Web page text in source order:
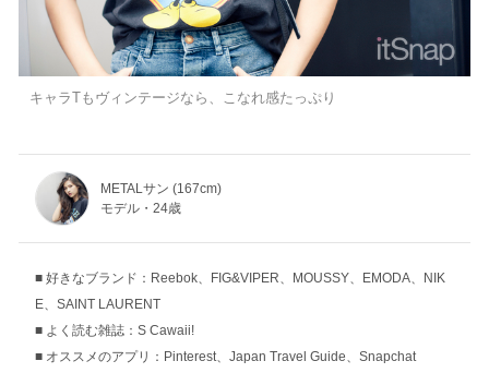
キャラTもヴィンテージなら、こなれ感たっぷり
METALサン (167cm)
モデル・24歳
好きなブランド：Reebok、FIG&VIPER、MOUSSY、EMODA、NIK
E、SAINT LAURENT
よく読む雑誌：S Cawaii!
オススメのアプリ：Pinterest、Japan Travel Guide、Snapchat